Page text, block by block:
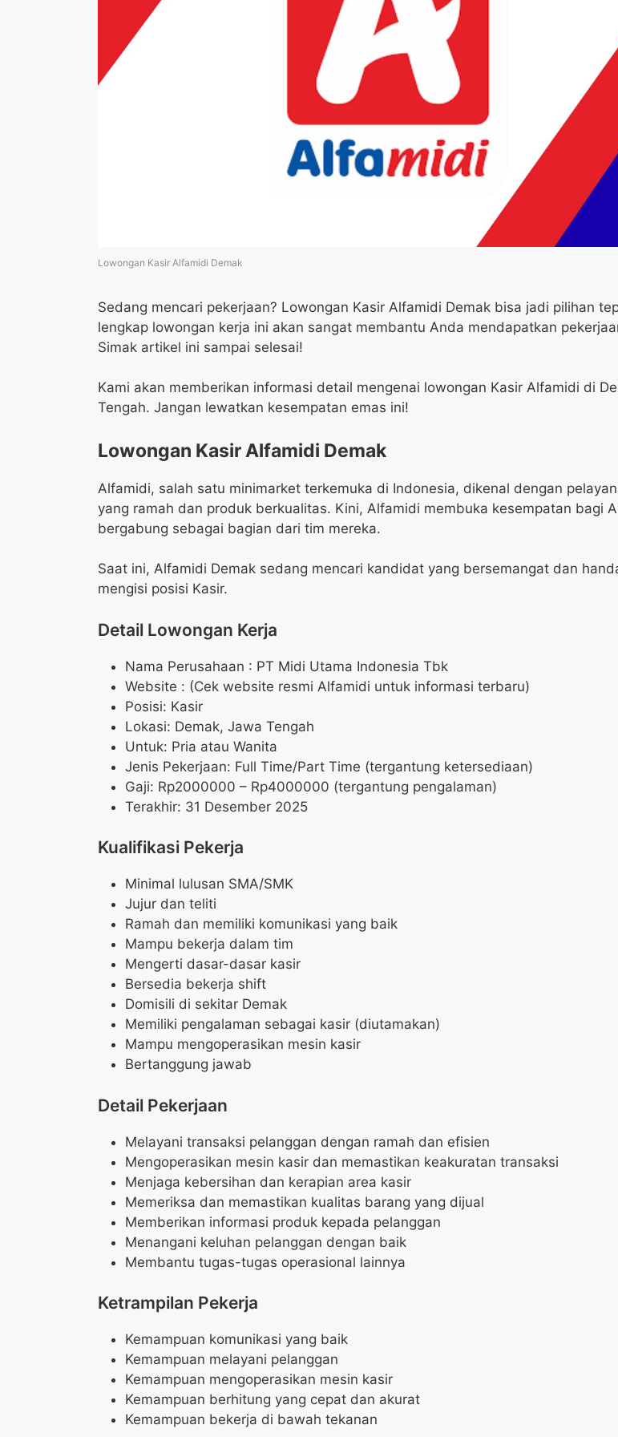
Lowongan Kasir Alfamidi Demak
Sedang mencari pekerjaan? Lowongan Kasir Alfamidi Demak bisa jadi pilihan
lengkap lowongan kerja ini akan sangat membantu Anda mendapatkan
Simak artikel ini sampai selesai!
Kami akan memberikan informasi detail mengenai lowongan Kasir Alfamidi di
Tengah. Jangan lewatkan kesempatan emas ini!
Lowongan Kasir Alfamidi Demak
Alfamidi, salah satu minimarket terkemuka di Indonesia, dikenal dengan
yang ramah dan produk berkualitas. Kini, Alfamidi membuka kesempatan bagi
bergabung sebagai bagian dari tim mereka.
Saat ini, Alfamidi Demak sedang mencari kandidat yang bersemangat dan
mengisi posisi Kasir.
Detail Lowongan Kerja
Nama Perusahaan : PT Midi Utama Indonesia Tbk
Website : (Cek website resmi Alfamidi untuk informasi terbaru)
Posisi: Kasir
Lokasi: Demak, Jawa Tengah
Untuk: Pria atau Wanita
Jenis Pekerjaan: Full Time/Part Time (tergantung ketersediaan)
Gaji: Rp2000000 – Rp4000000 (tergantung pengalaman)
Terakhir: 31 Desember 2025
Kualifikasi Pekerja
Minimal lulusan SMA/SMK
Jujur dan teliti
Ramah dan memiliki komunikasi yang baik
Mampu bekerja dalam tim
Mengerti dasar-dasar kasir
Bersedia bekerja shift
Domisili di sekitar Demak
Memiliki pengalaman sebagai kasir (diutamakan)
Mampu mengoperasikan mesin kasir
Bertanggung jawab
Detail Pekerjaan
Melayani transaksi pelanggan dengan ramah dan efisien
Mengoperasikan mesin kasir dan memastikan keakuratan transaksi
Menjaga kebersihan dan kerapian area kasir
Memeriksa dan memastikan kualitas barang yang dijual
Memberikan informasi produk kepada pelanggan
Menangani keluhan pelanggan dengan baik
Membantu tugas-tugas operasional lainnya
Ketrampilan Pekerja
Kemampuan komunikasi yang baik
Kemampuan melayani pelanggan
Kemampuan mengoperasikan mesin kasir
Kemampuan berhitung yang cepat dan akurat
Kemampuan bekerja di bawah tekanan